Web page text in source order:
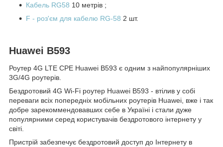
Кабель RG58 10 метрів ;
F - роз'єм для кабелю RG-58 2 шт.
Huawei B593
Роутер 4G LTE CPE Huawei B593 є одним з найпопулярніших
3G/4G роутерів.
Бездротовий 4G Wi-Fi роутер Huawei B593 - втілив у собі
переваги всіх попередніх мобільних роутерів Huawei, вже і так
добре зарекоммендовавших себе в Україні і стали дуже
популярними серед користувачів бездротового інтернету у
світі.
Пристрій забезпечує бездротовий доступ до Інтернету в